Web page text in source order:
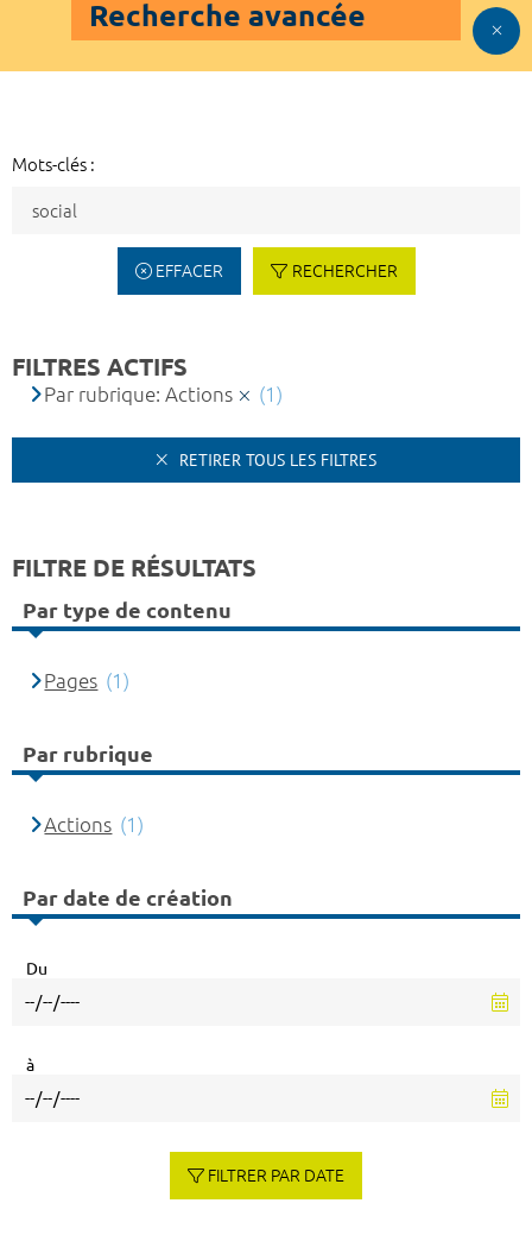
Recherche avancée
Mots-clés :
EFFACER RECHERCHER
FILTRES ACTIFS
Par rubrique: Actions (1)
RETIRER TOUS LES FILTRES
FILTRE DE RÉSULTATS
Par type de contenu
Pages (1)
Par rubrique
Actions (1)
Par date de création
Du
à
FILTRER PAR DATE